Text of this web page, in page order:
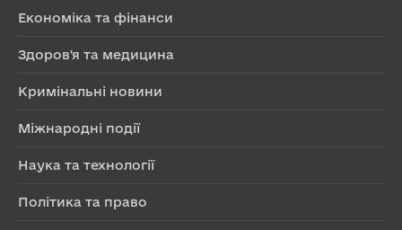
Економіка та фінанси
Здоров'я та медицина
Кримінальні новини
Міжнародні події
Наука та технології
Політика та право